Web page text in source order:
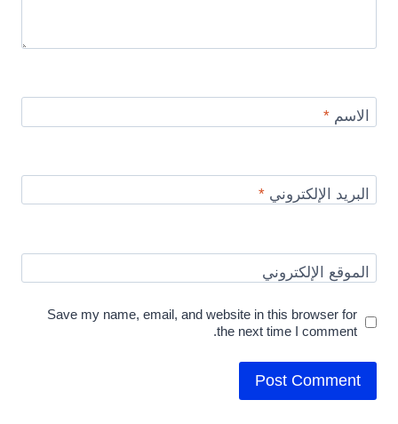
الاسم*
البريد الإلكتروني*
الموقع الإلكتروني
Save my name, email, and website in this browser for
the next time I comment.